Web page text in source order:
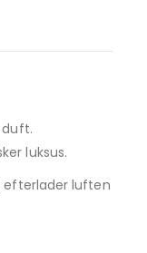
duft.
luksus.
efterlader luften